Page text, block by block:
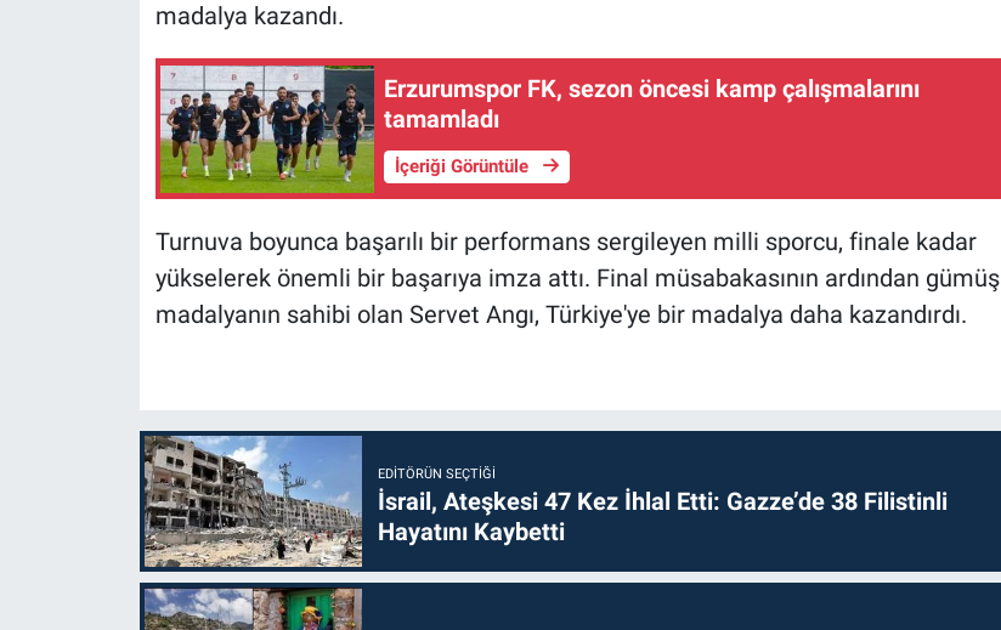
madalya kazandı.
Erzurumspor FK, sezon öncesi kamp çalışmalarını
tamamladı
İçeriği Görüntüle
Turnuva boyunca başarılı bir performans sergileyen milli sporcu, finale kadar
yükselerek önemli bir başarıya imza attı. Final müsabakasının ardından gümüş
madalyanın sahibi olan Servet Angı, Türkiye'ye bir madalya daha kazandırdı.
EDITÖRÜN SEÇTIĞI
İsrail, Ateşkesi 47 Kez İhlal Etti: Gazze’de 38 Filistinli
Hayatını Kaybetti